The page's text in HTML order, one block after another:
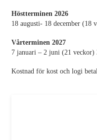
Höstterminen 2026
18 augusti- 18 december (18
Vårterminen 2027
7 januari – 2 juni (21 veckor)
Kostnad för kost och logi